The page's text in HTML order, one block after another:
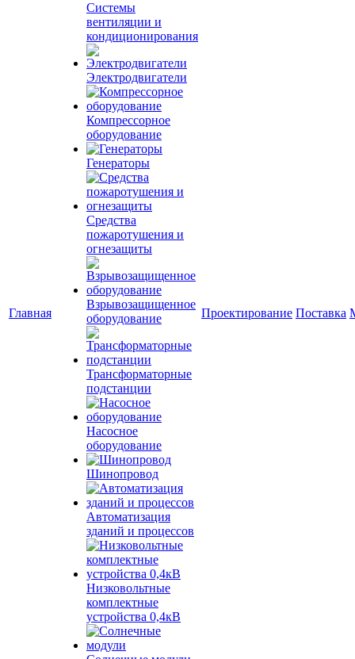
Главная
Системы
вентиляции и
кондиционирования
Электродвигатели
Компрессорное
оборудование
Генераторы
Средства
пожаротушения и
огнезащиты
Взрывозащищенное
оборудование
Трансформаторные
подстанции
Насосное
оборудование
Шинопровод
Автоматизация
зданий и процессов
Низковольтные
комплектные
устройства 0,4кВ
Проектирование Поставка